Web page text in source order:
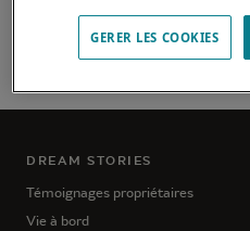
+55 744 483 8432
Official website
DREAM STORIES
Témoignages propriétaires
Vie à bord
GERER LES COOKIES